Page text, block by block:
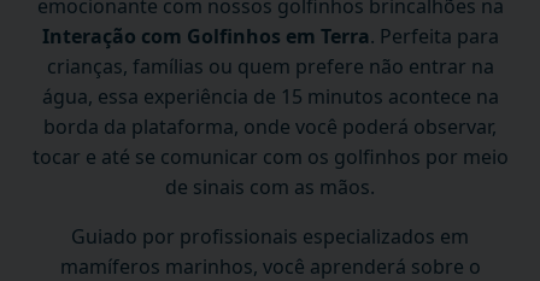
emocionante com nossos golfinhos brincalhões na
Interação com Golfinhos em Terra. Perfeita para
crianças, famílias ou quem prefere não entrar na
água, essa experiência de 15 minutos acontece na
borda da plataforma, onde você poderá observar,
tocar e até se comunicar com os golfinhos por meio
de sinais com as mãos.
Guiado por profissionais especializados em
mamíferos marinhos, você aprenderá sobre o